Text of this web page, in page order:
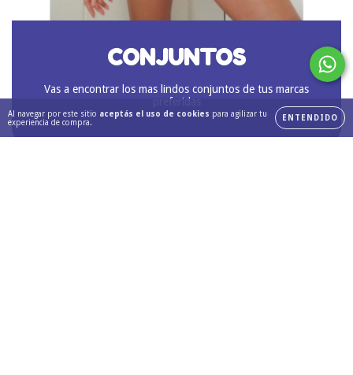
Al navegar por este sitio aceptás el uso de cookies para agilizar tu
experiencia de compra.
ENTENDIDO
CONJUNTOS
Vas a encontrar los mas lindos conjuntos de tus marcas
preferidas